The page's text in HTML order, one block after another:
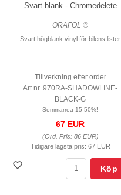
Svart blank - Chromedelete
ORAFOL ®
Svart högblank vinyl för bilens lister
Tillverkning efter order
Art nr. 970RA-SHADOWLINE-
BLACK-G
Sommarrea 15-50%!
67 EUR
(Ord. Pris:86 EUR)
Tidigare lägsta pris: 67 EUR
Köp